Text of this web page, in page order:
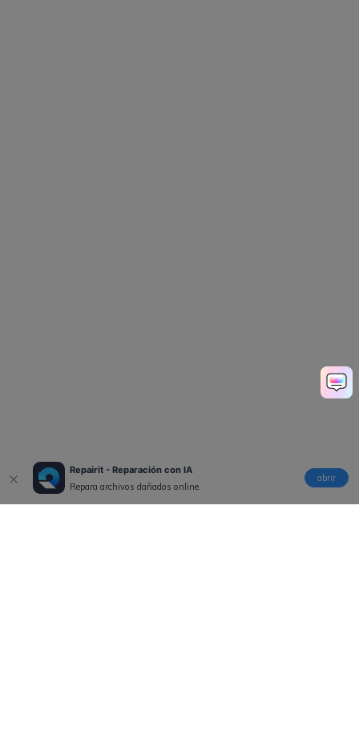
Repairit - Reparación con IA
Repara archivos dañados online.
abrir